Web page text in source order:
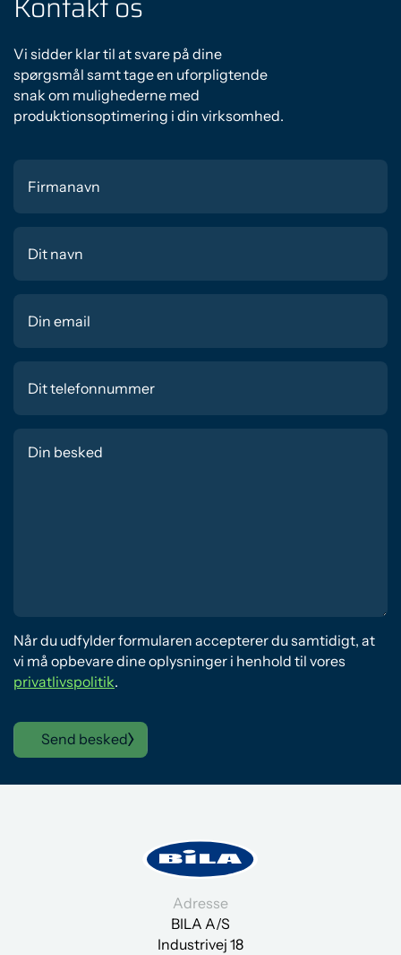
Vi sidder klar til at svare på dine
spørgsmål samt tage en uforpligtende
snak om mulighederne med
produktionsoptimering i din virksomhed.
Når du udfylder formularen accepterer du samtidigt, at
vi må opbevare dine oplysninger i henhold til vores
privatlivspolitik.
Send besked
Adresse
BILA A/S
Industrivej 18